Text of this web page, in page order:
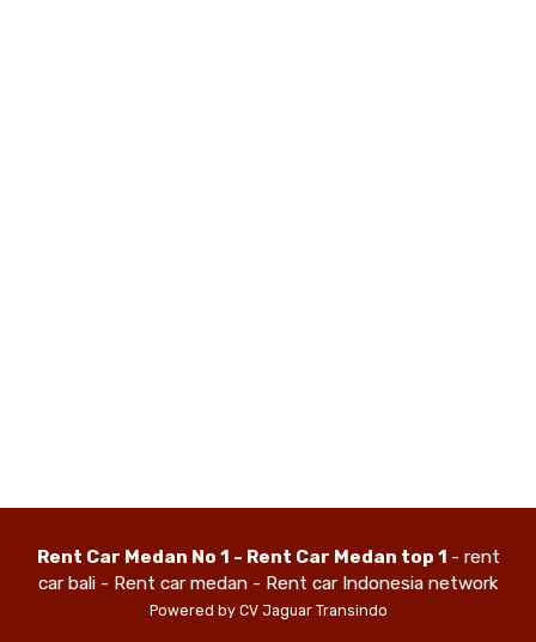
Rent Car Medan No 1 - Rent Car Medan top 1 - rent
car bali - Rent car medan - Rent car Indonesia network
Powered by CV Jaguar Transindo